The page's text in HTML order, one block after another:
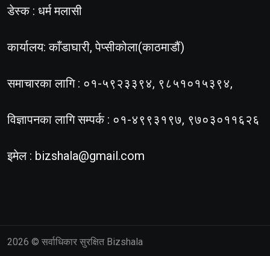
डेस्क : धर्म मलासी
कार्यालय: काँडाघारी, पेप्सीकोला(काठमाडौं)
समाचारका लागि : ०१-५९२३३९४, ९८५१०१५३९४,
विज्ञापनका लागि सम्पर्क : ०१-४९९३१९७, ९७०३०११६२६
इमेल : bizshala@gmail.com
2026 © सर्वाधिकार सुरक्षित Bizshala